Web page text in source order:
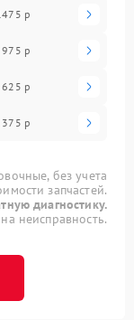
р
975 р
625 р
375 р
без учета
запчастей.
диагностику.
неисправность.